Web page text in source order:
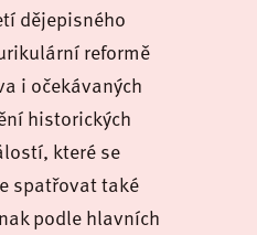
dějepisného
reformě
i očekávaných
historických
které se
spatřovat také
podle hlavních